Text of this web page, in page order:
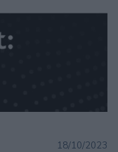
18/10/2023